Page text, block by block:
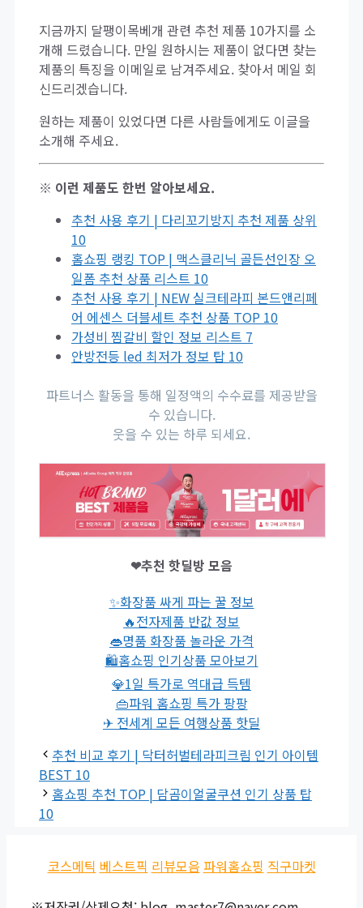
지금까지 달팽이목베개 관련 추천 제품 10가지를 소
개해 드렸습니다. 만일 원하시는 제품이 없다면 찾는
제품의 특징을 이메일로 남겨주세요. 찾아서 메일 회
신드리겠습니다.
원하는 제품이 있었다면 다른 사람들에게도 이글을
소개해 주세요.
※ 이런 제품도 한번 알아보세요.
추천 사용 후기 | 다리꼬기방지 추천 제품 상위
10
홈쇼핑 랭킹 TOP | 맥스클리닉 골든선인장 오
일폼 추천 상품 리스트 10
추천 사용 후기 | NEW 실크테라피 본드앤리페
어 에센스 더블세트 추천 상품 TOP 10
가성비 찜갈비 할인 정보 리스트 7
안방전등 led 최저가 정보 탑 10
파트너스 활동을 통해 일정액의 수수료를 제공받을
수 있습니다.
웃을 수 있는 하루 되세요.
❤추천 핫딜방 모음
✨화장품 싸게 파는 꿀 정보
🔥전자제품 반값 정보
👄명품 화장품 놀라운 가격
🛍홈쇼핑 인기상품 모아보기
💎1일 특가로 역대급 득템
👜파워 홈쇼핑 특가 팡팡
✈ 전세계 모든 여행상품 핫딜
추천 비교 후기 | 닥터허벌테라피크림 인기 아이템
BEST 10
홈쇼핑 추천 TOP | 담곰이얼굴쿠션 인기 상품 탑
10
코스메틱 베스트픽 리뷰모음 파워홈쇼핑 직구마켓